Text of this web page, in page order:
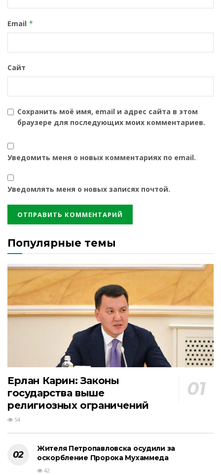
Email *
Сайт
Сохранить моё имя, email и адрес сайта в этом
браузере для последующих моих комментариев.
Уведомить меня о новых комментариях по email.
Уведомлять меня о новых записях почтой.
Популярные темы
Ерлан Карин: Законы
государства выше
религиозных ограничений
54
Жителя Петропавловска осудили за
оскорбление Пророка Мухаммеда
42